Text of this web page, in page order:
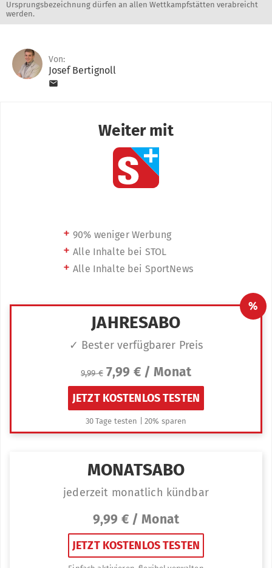
Ursprungsbezeichnung dürfen an allen Wettkampfstätten verabreicht
werden.
Von:
Josef Bertignoll